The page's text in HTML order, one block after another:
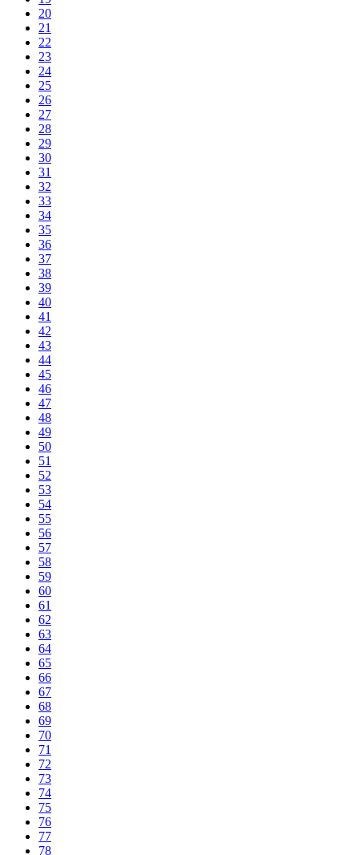
20
21
22
23
24
25
26
27
28
29
30
31
32
33
34
35
36
37
38
39
40
41
42
43
44
45
46
47
48
49
50
51
52
53
54
55
56
57
58
59
60
61
62
63
64
65
66
67
68
69
70
71
72
73
74
75
76
77
78